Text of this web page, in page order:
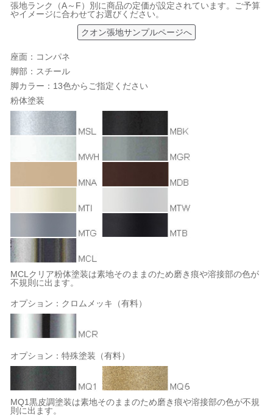
張地ランク（A～F）別に商品の定価が設定されています。ご予算
やイメージに合わせてお選びください。
クオン張地サンプルページへ
座面：コンパネ
脚部：スチール
脚カラー：13色からご指定ください
粉体塗装
MCLクリア粉体塗装は素地そのままのため磨き痕や溶接部の色が
不規則に出ます。
オプション：クロムメッキ（有料）
オプション：特殊塗装（有料）
MQ1黒皮調塗装は素地そのままのため磨き痕や溶接部の色が不規
則に出ます。